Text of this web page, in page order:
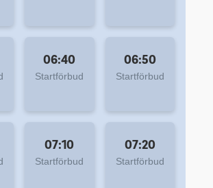
06:40
Startförbud
06:50
Startförbud
07:10
Startförbud
07:20
Startförbud